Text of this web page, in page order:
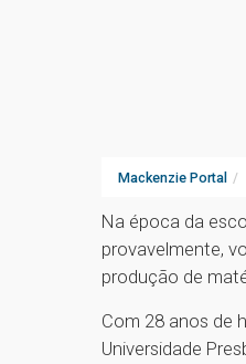
Mackenzie Portal
Na época da
provavelmente,
produção de
Com 28 anos de
Universidade